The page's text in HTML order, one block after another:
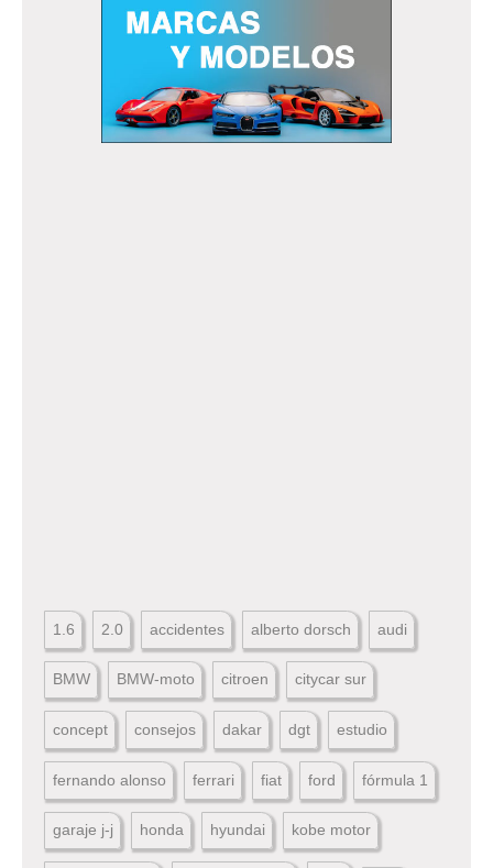
1.6 2.0 accidentes alberto dorsch audi
BMW BMW-moto citroen citycar sur
concept consejos dakar dgt estudio
fernando alonso ferrari fiat ford fórmula 1
garaje j-j honda hyundai kobe motor